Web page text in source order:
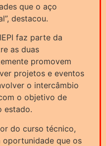
que o aço
destacou.
faz parte da
as duas
promovem
projetos e eventos
o intercâmbio
o objetivo de
estado.
do curso técnico,
oportunidade que os